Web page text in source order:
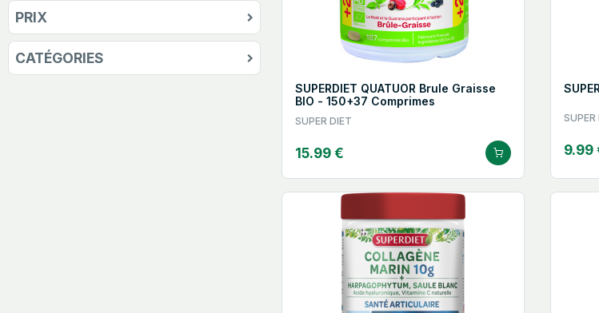
PRIX
CATÉGORIES
SUPERDIET QUATUOR Brule Graisse
BIO - 150+37 Comprimes
SUPER DIET
15.99 €
SUPER
9.99